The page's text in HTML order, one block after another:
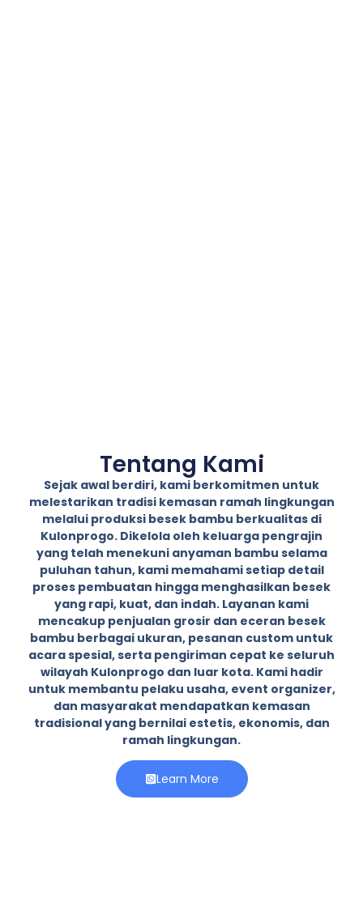
Tentang Kami
Sejak awal berdiri, kami berkomitmen untuk
melestarikan tradisi kemasan ramah lingkungan
melalui produksi besek bambu berkualitas di
Kulonprogo. Dikelola oleh keluarga pengrajin
yang telah menekuni anyaman bambu selama
puluhan tahun, kami memahami setiap detail
proses pembuatan hingga menghasilkan besek
yang rapi, kuat, dan indah. Layanan kami
mencakup penjualan grosir dan eceran besek
bambu berbagai ukuran, pesanan custom untuk
acara spesial, serta pengiriman cepat ke seluruh
wilayah Kulonprogo dan luar kota. Kami hadir
untuk membantu pelaku usaha, event organizer,
dan masyarakat mendapatkan kemasan
tradisional yang bernilai estetis, ekonomis, dan
ramah lingkungan.
Learn More